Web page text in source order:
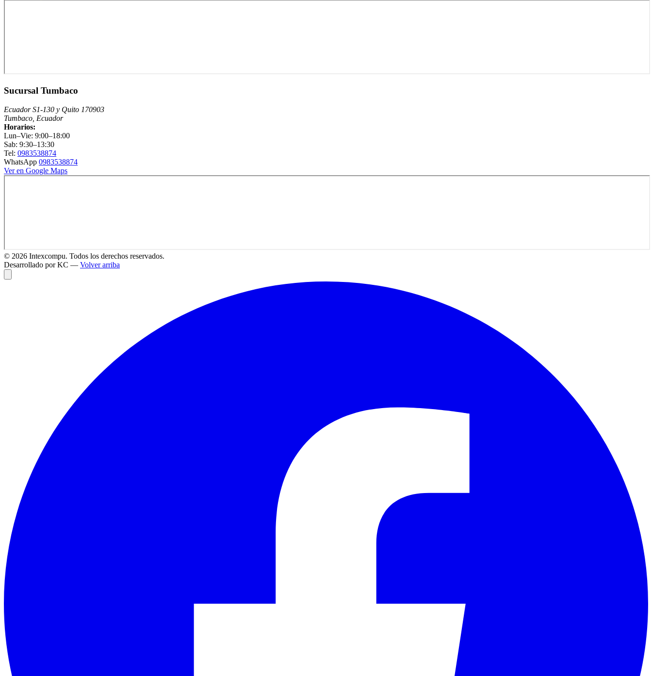
Sucursal Tumbaco
Ecuador S1-130 y Quito 170903
Tumbaco, Ecuador
Horarios:
Lun–Vie: 9:00–18:00
Sab: 9:30–13:30
Tel: 0983538874
WhatsApp 0983538874
Ver en Google Maps
© 2026 Intexcompu. Todos los derechos reservados.
Desarrollado por KC — Volver arriba